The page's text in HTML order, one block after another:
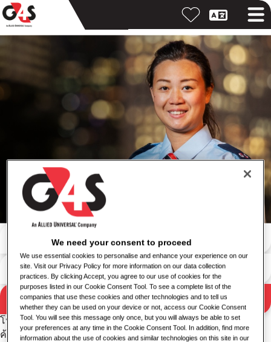
ผลการค้นหา
ค้นหาตามสถานที่
ค้นหา
โปรดลองใช้คีย์เวิร์ด/สถานที่อื่นร่วมกัน หรือขยายเกณฑ์การ
ค้นหาของคุณ
We need your consent to proceed
We use essential cookies to personalise and enhance your experience on our
site. Visit our Privacy Policy for more information on our data collection
practices. By clicking Accept, you agree to our use of cookies for the
purposes listed in our Cookie Consent Tool. To see a complete list of the
companies that use these cookies and other technologies and to tell us
whether they can be used on your device or not, access our Cookie Consent
Tool. You will see this message only once, but you will always be able to set
your preferences at any time in the Cookie Consent Tool. In addition, find more
information about the use of cookies and similar technologies on this site in our